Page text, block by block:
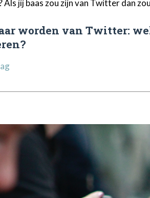
jij baas zou zijn van Twitter dan
worden van Twitter: